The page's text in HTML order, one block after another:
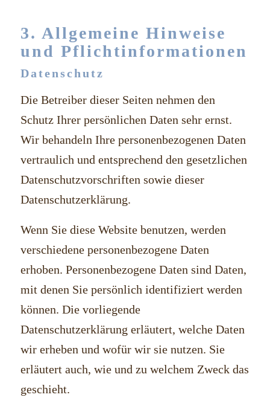
3. Allgemeine Hinweise
und Pflicht­informationen
Datenschutz
Die Betreiber dieser Seiten nehmen den
Schutz Ihrer persönlichen Daten sehr ernst.
Wir behandeln Ihre personenbezogenen Daten
vertraulich und entsprechend den gesetzlichen
Datenschutzvorschriften sowie dieser
Datenschutzerklärung.
Wenn Sie diese Website benutzen, werden
verschiedene personenbezogene Daten
erhoben. Personenbezogene Daten sind Daten,
mit denen Sie persönlich identifiziert werden
können. Die vorliegende
Datenschutzerklärung erläutert, welche Daten
wir erheben und wofür wir sie nutzen. Sie
erläutert auch, wie und zu welchem Zweck das
geschieht.